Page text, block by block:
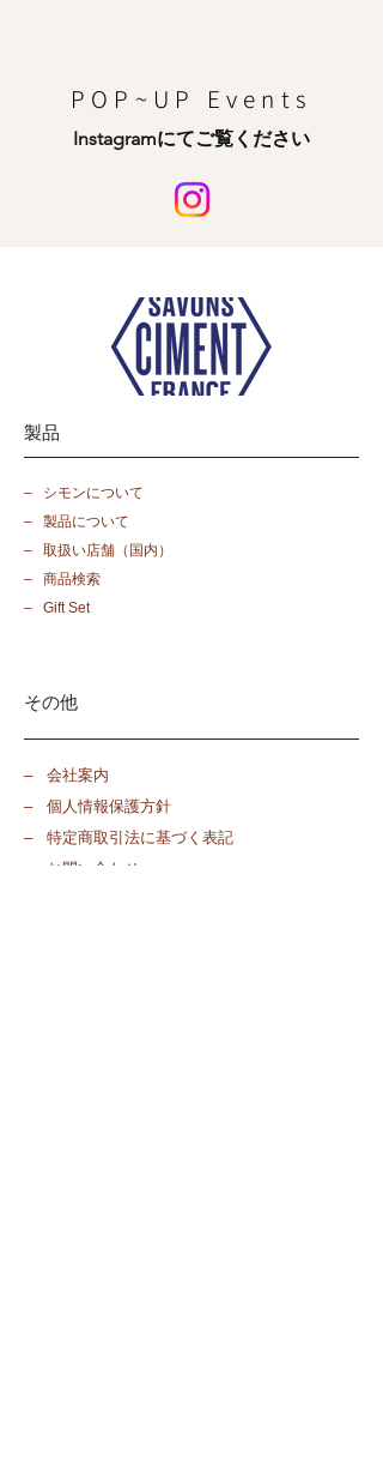
POP~UP Events
Instagramにてご覧ください
製品
​– シモンについて
​– 製品について
​– 取扱い店舗（国内）
​– 商品検索
​– Gift Set
その他
​– 会社案内​
​– 個人情報保護方針
​– 特定商取引法に基づく表記
​– お問い合わせ